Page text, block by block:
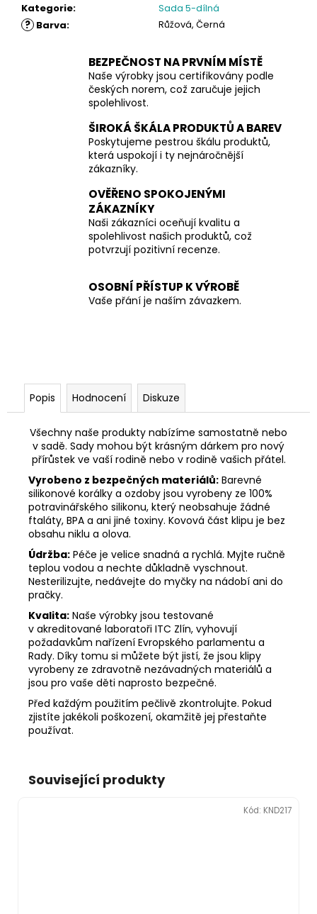
Kategorie: Sada 5-dílná
? Barva: Růžová, Černá
BEZPEČNOST NA PRVNÍM MÍSTĚ
Naše výrobky jsou certifikovány podle
českých norem, což zaručuje jejich
spolehlivost.
ŠIROKÁ ŠKÁLA PRODUKTŮ A BAREV
Poskytujeme pestrou škálu produktů,
která uspokojí i ty nejnáročnější
zákazníky.
OVĚŘENO SPOKOJENÝMI
ZÁKAZNÍKY
Naši zákazníci oceňují kvalitu a
spolehlivost našich produktů, což
potvrzují pozitivní recenze.
OSOBNÍ PŘÍSTUP K VÝROBĚ
Vaše přání je naším závazkem.
Popis Hodnocení Diskuze
Všechny naše produkty nabízíme samostatně nebo
v sadě. Sady mohou být krásným dárkem pro nový
přírůstek ve vaší rodině nebo v rodině vašich přátel.
Vyrobeno z bezpečných materiálů: Barevné
silikonové korálky a ozdoby jsou vyrobeny ze 100%
potravinářského silikonu, který neobsahuje žádné
ftaláty, BPA a ani jiné toxiny. Kovová část klipu je bez
obsahu niklu a olova.
Údržba: Péče je velice snadná a rychlá. Myjte ručně
teplou vodou a nechte důkladně vyschnout.
Nesterilizujte, nedávejte do myčky na nádobí ani do
pračky.
Kvalita: Naše výrobky jsou testované
v akreditované laboratoři ITC Zlín, vyhovují
požadavkům nařízení Evropského parlamentu a
Rady. Díky tomu si můžete být jistí, že jsou klipy
vyrobeny ze zdravotně nezávadných materiálů a
jsou pro vaše děti naprosto bezpečné.
Před každým použitím pečlivě zkontrolujte. Pokud
zjistíte jakékoli poškození, okamžitě jej přestaňte
používat.
Související produkty
Kód: KND217